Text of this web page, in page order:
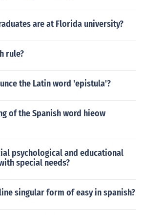
are at Florida university?
rule?
the Latin word 'epistula'?
of the Spanish word hieow
psychological and educational
special needs?
singular form of easy in spanish?